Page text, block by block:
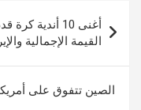
تصفّح
المقالات
القيمة الإجمالية
الصين تتفوق على